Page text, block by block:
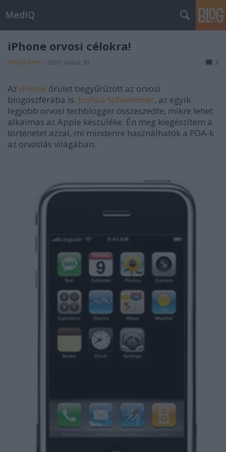
MedIQ
iPhone orvosi célokra!
Meskó Berci • 2007. június 30. 3
Az iPhone őrület begyűrűzött az orvosi
blogoszférába is. Joshua Schwimmer, az egyik
legjobb orvosi techblogger összeszedte, mikre lehet
alkalmas az Apple készüléke. Én meg kiegészítem a
történetet azzal, mi mindenre használhatók a PDA-k
az orvoslás világában.